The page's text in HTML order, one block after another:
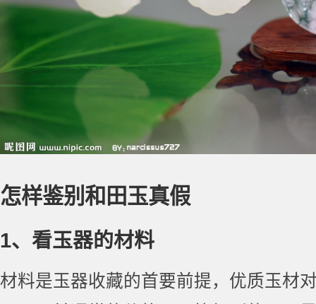
怎样鉴别和田玉真假
1、看玉器的材料
材料是玉器收藏的首要前提，优质玉材